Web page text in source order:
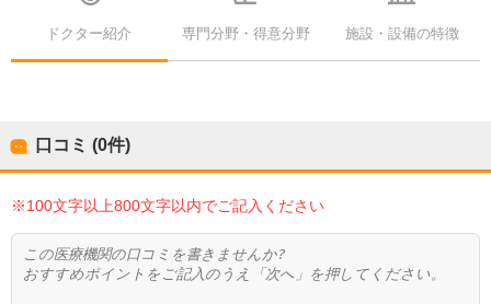
ドクター紹介 専門分野・得意分野 施設・設備の特徴
口コミ (0件)
※100文字以上800文字以内でご記入ください